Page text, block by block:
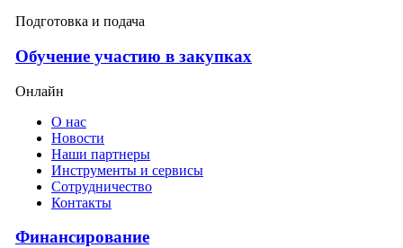
Подготовка и подача
Обучение участию в закупках
Онлайн
О нас
Новости
Наши партнеры
Инструменты и сервисы
Сотрудничество
Контакты
Финансирование